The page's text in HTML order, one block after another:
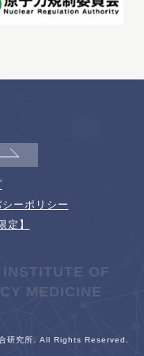
ーポリシー
定】
OF
MEDICINE
研究所. All Rights Reserved.